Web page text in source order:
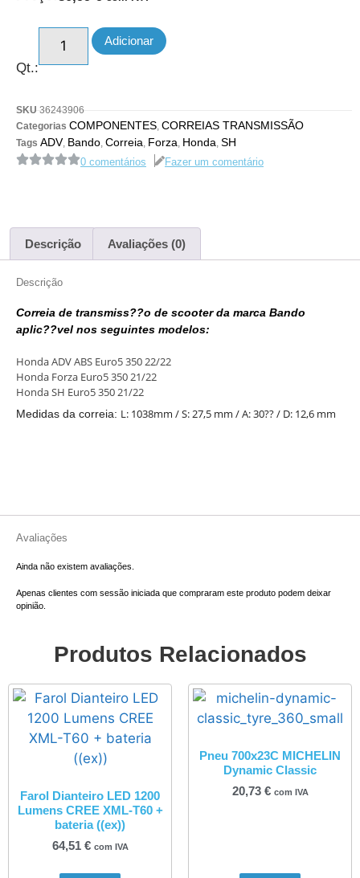
Qt.:
Adicionar
SKU 36243906
Categorias COMPONENTES, CORREIAS TRANSMISSÃO
Tags ADV, Bando, Correia, Forza, Honda, SH
0 comentários Fazer um comentário
Descrição Avaliações (0)
Descrição
Correia de transmiss??o de scooter da marca Bando
aplic??vel nos seguintes modelos:
Honda ADV ABS Euro5 350 22/22
Honda Forza Euro5 350 21/22
Honda SH Euro5 350 21/22
Medidas da correia: L: 1038mm / S: 27,5 mm / A: 30?? / D: 12,6 mm
Avaliações
Ainda não existem avaliações.
Apenas clientes com sessão iniciada que compraram este produto podem deixar
opinião.
Produtos Relacionados
Farol Dianteiro LED 1200
Lumens CREE XML-T60 +
bateria ((ex))
64,51 € com IVA
Pneu 700x23C MICHELIN
Dynamic Classic
20,73 € com IVA